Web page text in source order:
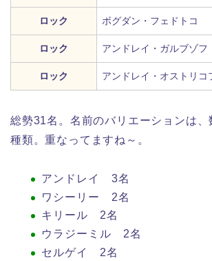
ロック ボグダン・フェドトコ
ロック アンドレイ・ガルブゾフ
ロック アンドレイ・オストリコ
総勢31名。名前のバリエーションは
種類。重なってますね～。
アンドレイ 3名
ワシーリー 2名
キリール 2名
ウラジーミル 2名
セルゲイ 2名